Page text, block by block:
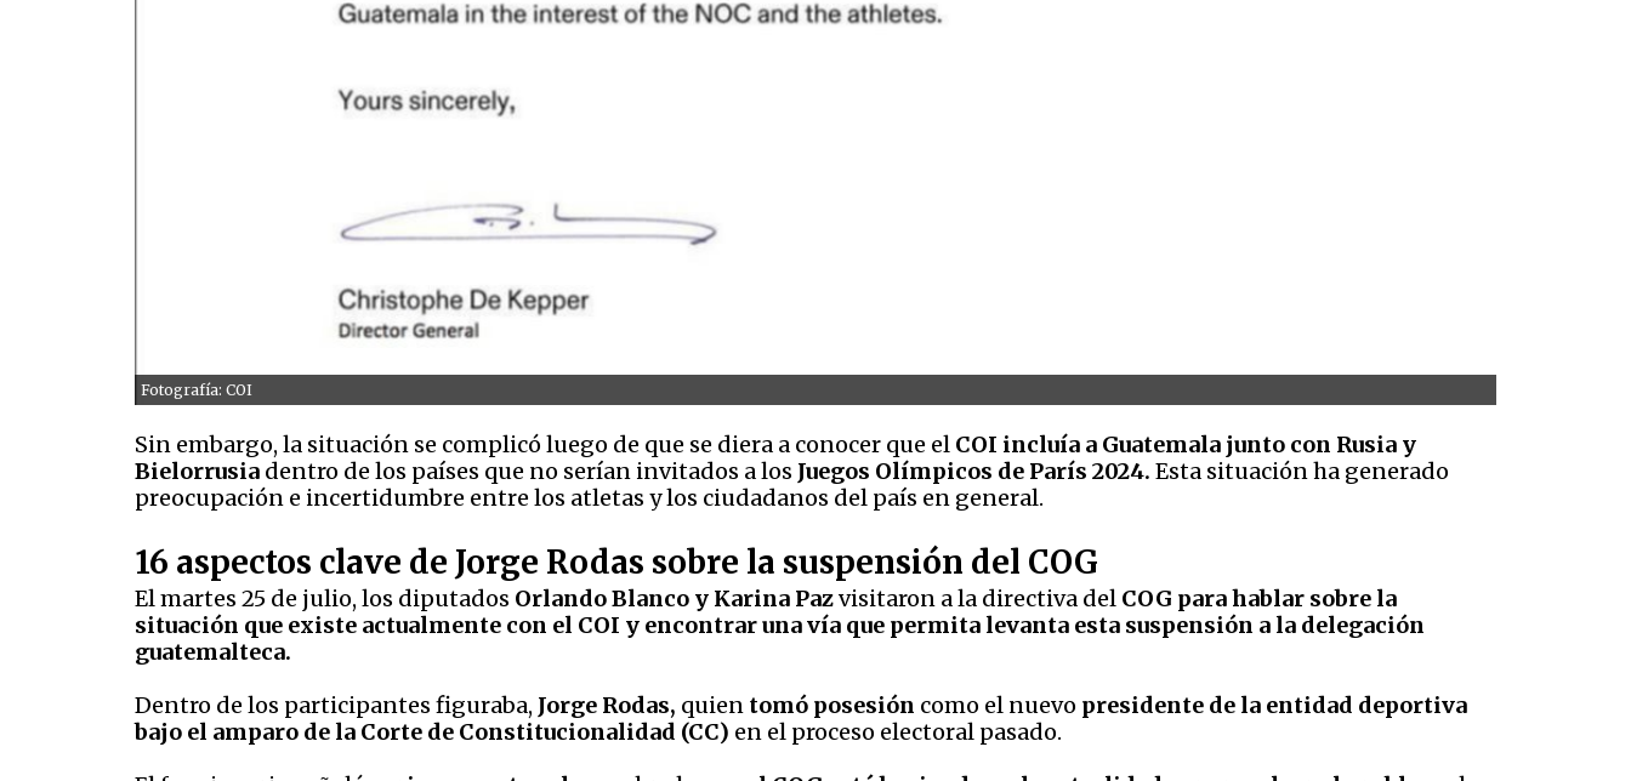
Fotografía: COI
Sin embargo, la situación se complicó luego de que se diera a conocer que el COI incluía a Guatemala junto con Rusia y
Bielorrusia dentro de los países que no serían invitados a los Juegos Olímpicos de París 2024. Esta situación ha generado
preocupación e incertidumbre entre los atletas y los ciudadanos del país en general.
16 aspectos clave de Jorge Rodas sobre la suspensión del COG
El martes 25 de julio, los diputados Orlando Blanco y Karina Pazvisitaron a la directiva del COG para hablar sobre la
situación que existe actualmente con el COI y encontrar una vía que permita levanta esta suspensión a la delegación
guatemalteca.
Dentro de los participantes figuraba, Jorge Rodas, quien tomó posesión como el nuevo presidente de la entidad deportiva
bajo el amparo de la Corte de Constitucionalidad (CC) en el proceso electoral pasado.